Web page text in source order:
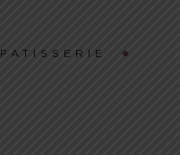
PATISSERIE